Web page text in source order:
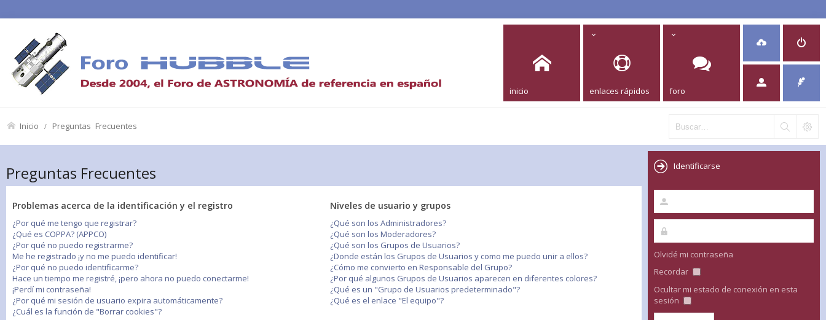
inicio enlaces rápidos foro
Inicio Preguntas Frecuentes
Preguntas Frecuentes
Problemas acerca de la identificación y el registro
¿Por qué me tengo que registrar?
¿Qué es COPPA? (APPCO)
¿Por qué no puedo registrarme?
Me he registrado ¡y no me puedo identificar!
¿Por qué no puedo identificarme?
Hace un tiempo me registré, ¡pero ahora no puedo conectarme!
¡Perdí mi contraseña!
¿Por qué mi sesión de usuario expira automáticamente?
¿Cuál es la función de "Borrar cookies"?
Niveles de usuario y grupos
¿Qué son los Administradores?
¿Qué son los Moderadores?
¿Qué son los Grupos de Usuarios?
¿Donde están los Grupos de Usuarios y como me puedo unir a ellos?
¿Cómo me convierto en Responsable del Grupo?
¿Por qué algunos Grupos de Usuarios aparecen en diferentes colores?
¿Qué es un "Grupo de Usuarios predeterminado"?
¿Qué es el enlace "El equipo"?
Identificarse
Olvidé mi contraseña
Recordar
Ocultar mi estado de conexión en esta
sesión